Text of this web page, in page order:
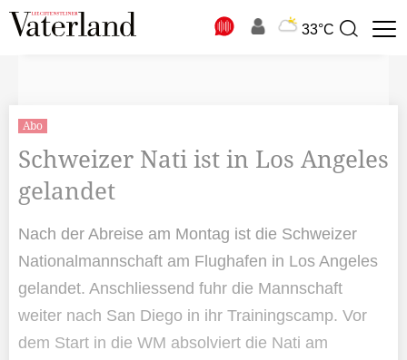
33°C
Suchbegriff
Abo
Schweizer Nati ist in Los Angeles
gelandet
Nach der Abreise am Montag ist die Schweizer
Nationalmannschaft am Flughafen in Los Angeles
gelandet. Anschliessend fuhr die Mannschaft
weiter nach San Diego in ihr Trainingscamp. Vor
dem Start in die WM absolviert die Nati am